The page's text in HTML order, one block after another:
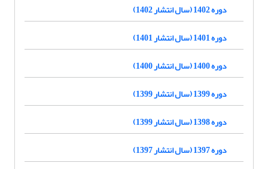
دوره 1402 (سال انتشار 1402)
دوره 1401 (سال انتشار 1401)
دوره 1400 (سال انتشار 1400)
دوره 1399 (سال انتشار 1399)
دوره 1398 (سال انتشار 1399)
دوره 1397 (سال انتشار 1397)